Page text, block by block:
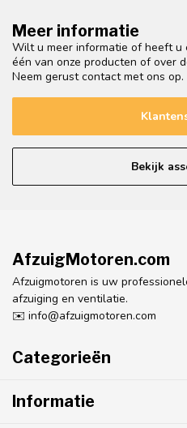
Meer informatie
Wilt u meer informatie of heeft u
één van onze producten of over
Neem gerust contact met ons op.
Bekijk
AfzuigMotoren.com
Afzuigmotoren is uw
afzuiging en ventilatie.
✉️ info@afzuigmotoren.com
Categorieën
Informatie